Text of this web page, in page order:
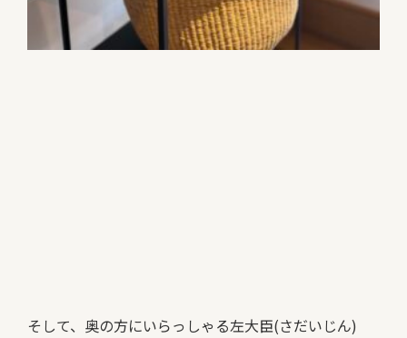
そして、奥の方にいらっしゃる左大臣(さだいじん)